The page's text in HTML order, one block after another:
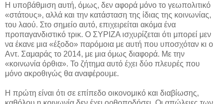
Η υποβάθμιση αυτή, όμως, δεν αφορά μόνο το γεωπολιτικό
«στάτους», αλλά και την κατάσταση της ίδιας της κοινωνίας,
του λαού. Στο σημείο αυτό, επιχειρείται ακόμα ένα
προπαγανδιστικό τρικ. Ο ΣΥΡΙΖΑ ισχυρίζεται ότι μπορεί μεν
να έκανε μια «έξοδο» παρόμοια με αυτή που υποσχόταν κι ο
Αντ. Σαμαράς το 2014, με μια όμως διαφορά. Με την
«κοινωνία όρθια». Το ζήτημα αυτό έχει δύο πλευρές που
μόνο ακροθιγώς θα αναφέρουμε.
Η πρώτη είναι ότι σε επίπεδο οικονομικό και διαβίωσης,